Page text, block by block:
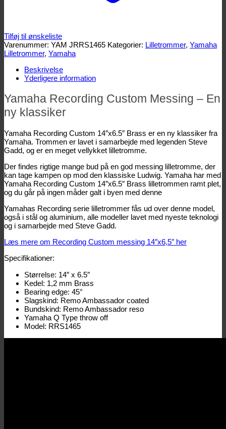
Tilføj til ønskeliste
Varenummer: YAM JRRS1465 Kategorier: Lilletrommer, Yamaha
Lilletrommer, Yamaha
Beskrivelse
Yderligere information
Yamaha Recording Custom Messing – En
ny klassiker
Yamaha Recording Custom 14″x6.5″ Brass er en ny klassiker fra
Yamaha. Trommen er lavet i samarbejde med legenden Steve
Gadd, og er en meget vellykket lilletromme.
Der findes rigtige mange bud på en god messing lilletromme, der
kan tage kampen op mod den klassiske Ludwig. Yamaha har med
Yamaha Recording Custom 14″x6.5″ Brass lilletrommen ramt plet,
og du går på ingen måder galt i byen med denne
Yamahas Recording serie lilletrommer fås ud over denne model,
også i stål og aluminium, alle modeller lavet med nyeste teknologi
og i samarbejde med Steve Gadd.
Læs mere om Recording Custom messing 14″x6,5″ her
Specifikationer:
Størrelse: 14″ x 6.5″
Kedel: 1,2 mm Brass
Bearing edge: 45°
Slagskind: Remo Ambassador coated
Bundskind: Remo Ambassador reso
Yamaha Q Type throw off
Model: RRS1465